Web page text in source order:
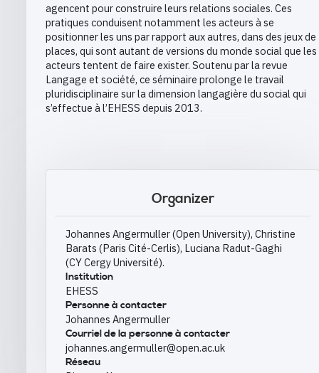
agencent pour construire leurs relations sociales. Ces
pratiques conduisent notamment les acteurs à se
positionner les uns par rapport aux autres, dans des jeux de
places, qui sont autant de versions du monde social que les
acteurs tentent de faire exister. Soutenu par la revue
Langage et société, ce séminaire prolonge le travail
pluridisciplinaire sur la dimension langagière du social qui
s’effectue à l’EHESS depuis 2013.
Organizer
Johannes Angermuller (Open University), Christine
Barats (Paris Cité-Cerlis), Luciana Radut-Gaghi
(CY Cergy Université).
Institution
EHESS
Personne à contacter
Johannes Angermuller
Courriel de la personne à contacter
johannes.angermuller@open.ac.uk
Réseau